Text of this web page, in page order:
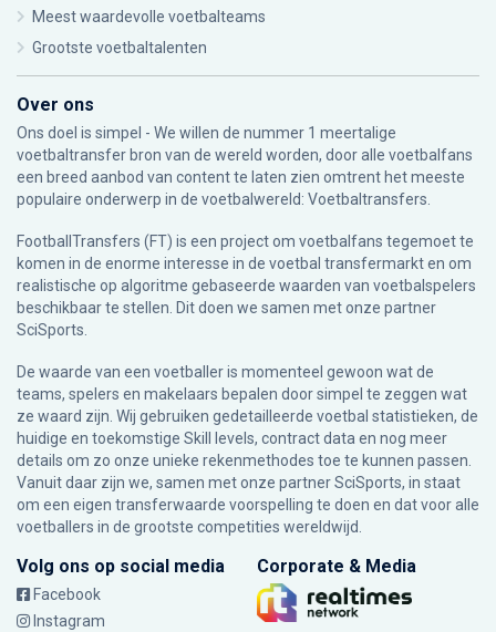
Meest waardevolle voetbalteams
Grootste voetbaltalenten
Over ons
Ons doel is simpel - We willen de nummer 1 meertalige
voetbaltransfer bron van de wereld worden, door alle voetbalfans
een breed aanbod van content te laten zien omtrent het meeste
populaire onderwerp in de voetbalwereld: Voetbaltransfers.
FootballTransfers (FT) is een project om voetbalfans tegemoet te
komen in de enorme interesse in de voetbal transfermarkt en om
realistische op algoritme gebaseerde waarden van voetbalspelers
beschikbaar te stellen. Dit doen we samen met onze partner
SciSports
De waarde van een voetballer is momenteel gewoon wat de
teams, spelers en makelaars bepalen door simpel te zeggen wat
ze waard zijn. Wij gebruiken gedetailleerde voetbal statistieken, de
huidige en toekomstige Skill levels, contract data en nog meer
details om zo onze unieke rekenmethodes toe te kunnen passen.
Vanuit daar zijn we, samen met onze partner SciSports, in staat
om een eigen transferwaarde voorspelling te doen en dat voor alle
voetballers in de grootste competities wereldwijd.
Volg ons op social media
Facebook
Instagram
Corporate & Media